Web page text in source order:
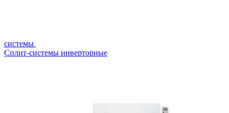
системы
Сплит-системы инверторные